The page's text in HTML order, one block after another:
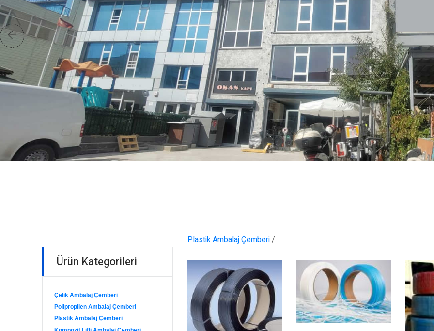
Ürün Kategorileri
Çelik Ambalaj Çemberi
Polipropilen Ambalaj Çemberi
Plastik Ambalaj Çemberi
Plastik Ambalaj Çemberi/